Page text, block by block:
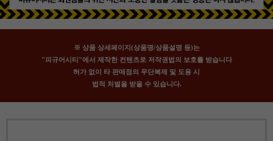
※ 상품 상세페이지(상품명/상품설명 등)는
"피규어시티"에서 제작한 컨텐츠로 저작권법의 보호를 받습니다
허가 없이 타 판매점의 무단복제 및 도용 시
법적 처벌을 받을 수 있습니다.